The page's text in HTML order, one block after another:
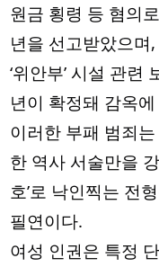
원금 횡령 등 혐의
년을 선고받았으며
‘위안부’ 시설 관련
년이 확정돼 감옥
이러한 부패 범죄
한 역사 서술만을
호’로 낙인찍는 전
필연이다.
여성 인권은 특정